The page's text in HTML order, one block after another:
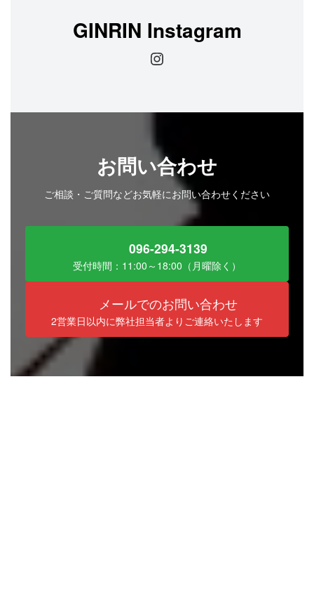
GINRIN Instagram
Instagram
お問い合わせ
ご相談・ご質問などお気軽にお問い合わせください
096-294-3139
受付時間：11:00～18:00（月曜除く）
メールでのお問い合わせ
2営業日以内に弊社担当者よりご連絡いたします